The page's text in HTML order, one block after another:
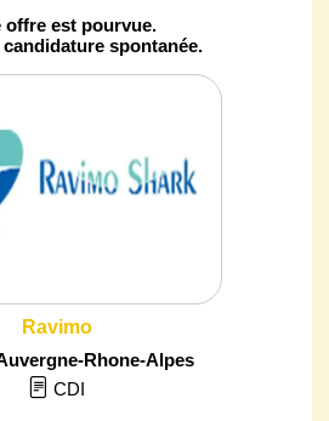
offre est pourvue.
candidature spontanée.
Ravimo
Rhone-Alpes
CDI